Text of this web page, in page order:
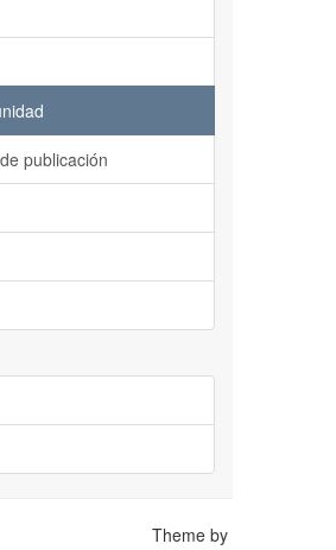
publicación
Theme by